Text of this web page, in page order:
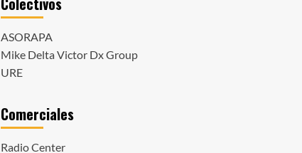
ASORAPA
Mike Delta Victor Dx Group
URE
Comerciales
Radio Center